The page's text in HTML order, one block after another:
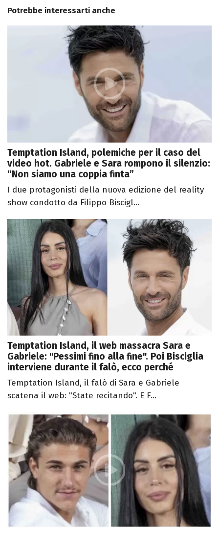
Potrebbe interessarti anche
Temptation Island, polemiche per il caso del
video hot. Gabriele e Sara rompono il silenzio:
“Non siamo una coppia finta”
I due protagonisti della nuova edizione del reality
show condotto da Filippo Biscigl...
Temptation Island, il web massacra Sara e
Gabriele: "Pessimi fino alla fine". Poi Bisciglia
interviene durante il falò, ecco perché
Temptation Island, il falò di Sara e Gabriele
scatena il web: "State recitando". E F...